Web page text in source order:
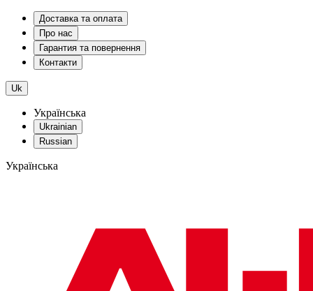
Доставка та оплата
Про нас
Гарантия та повернення
Контакти
Uk
Українська
Ukrainian
Russian
Українська